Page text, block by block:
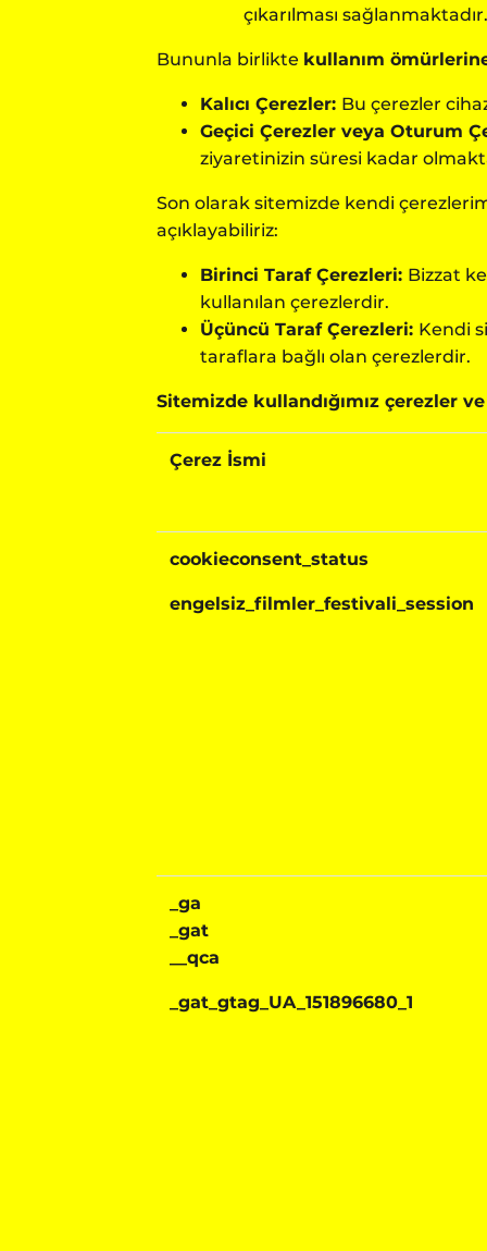
çıkarılması
Bununla birlikte kullanım
Kalıcı Çerezler: Bu çerezler
Geçici Çerezler veya Oturum
ziyaretinizin süresi kadar
Son olarak sitemizde kendi
açıklayabiliriz:
Birinci Taraf Çerezleri: Bizzat
kullanılan çerezlerdir.
Üçüncü Taraf Çerezleri: Kendi
taraflara bağlı olan çerezlerdir.
Sitemizde kullandığımız çerezler
Çerez İsmi
cookieconsent_status
engelsiz_filmler_festivali_session
_ga
_gat
__qca
_gat_gtag_UA_151896680_1